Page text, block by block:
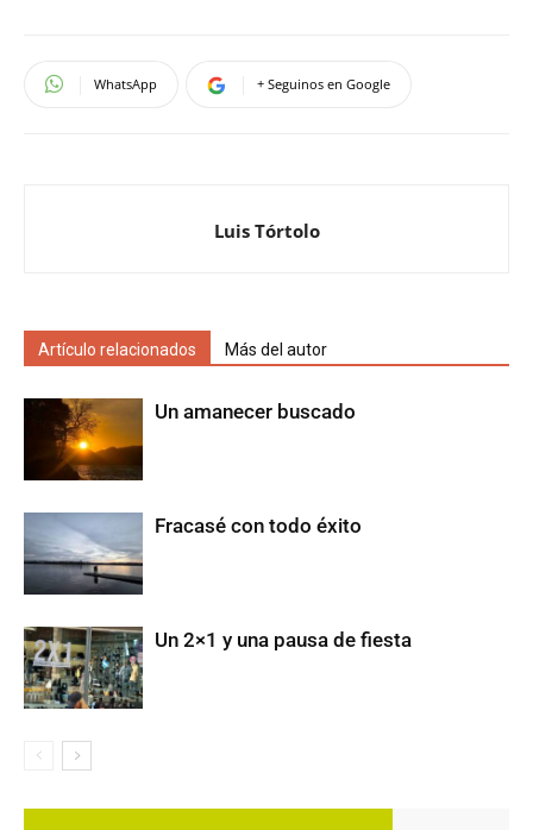
WhatsApp + Seguinos en Google
Luis Tórtolo
Artículo relacionados Más del autor
Un amanecer buscado
Fracasé con todo éxito
Un 2×1 y una pausa de fiesta